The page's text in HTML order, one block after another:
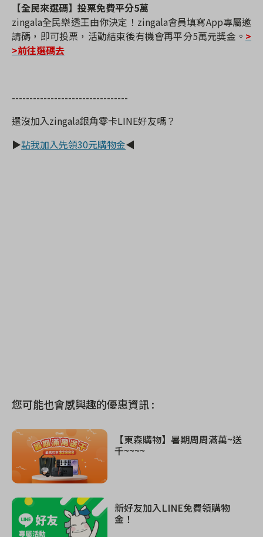
【全民來選碼】投票免費平分5萬
zingala全民樂透王由你決定！ zingala會員填寫App專屬邀
請碼，即可投票，活動結束後有機會再平分5萬元獎金。 >
>前往選碼去
---------------------------------
還沒加入zingala銀角零卡LINE好友嗎？
▶點我加入先領30元購物金◀
您可能也會感興趣的優惠資訊 :
【東森購物】暑期周周滿萬~送
千~~~~
新好友加入LINE免費領購物
金！